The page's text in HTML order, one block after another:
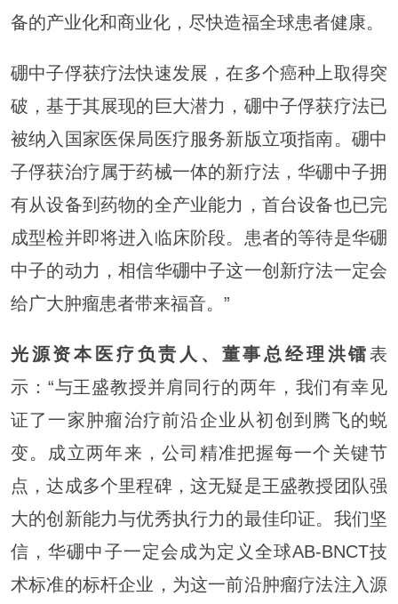
备的产业化和商业化，尽快造福全球患者健康。
硼中子俘获疗法快速发展，在多个癌种上取得突
破，基于其展现的巨大潜力，硼中子俘获疗法已
被纳入国家医保局医疗服务新版立项指南。硼中
子俘获治疗属于药械一体的新疗法，华硼中子拥
有从设备到药物的全产业能力，首台设备也已完
成型检并即将进入临床阶段。患者的等待是华硼
中子的动力，相信华硼中子这一创新疗法一定会
给广大肿瘤患者带来福音。”
光源资本医疗负责人、董事总经理洪镭表
示：“与王盛教授并肩同行的两年，我们有幸见
证了一家肿瘤治疗前沿企业从初创到腾飞的蜕
变。成立两年来，公司精准把握每一个关键节
点，达成多个里程碑，这无疑是王盛教授团队强
大的创新能力与优秀执行力的最佳印证。我们坚
信，华硼中子一定会成为定义全球AB-BNCT技
术标准的标杆企业，为这一前沿肿瘤疗法注入源